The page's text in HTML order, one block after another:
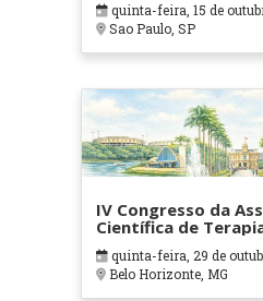
quinta-feira, 15 de
Sao Paulo, SP
IV Congresso da
Científica de
em Contextos
Cuidados Paliativos -
quinta-feira, 29 de
Belo Horizonte, MG